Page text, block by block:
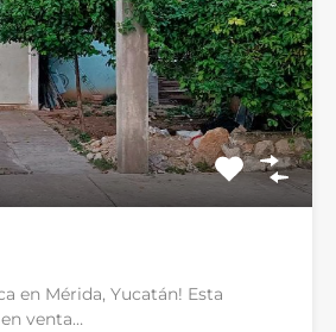
en Mérida, Yucatán! Esta
venta…